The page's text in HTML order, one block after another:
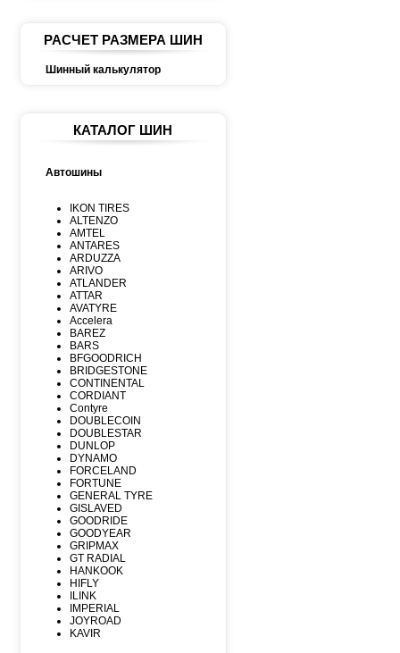
РАСЧЕТ РАЗМЕРА ШИН
Шинный калькулятор
КАТАЛОГ ШИН
Автошины
IKON TIRES
ALTENZO
AMTEL
ANTARES
ARDUZZA
ARIVO
ATLANDER
ATTAR
AVATYRE
Accelera
BAREZ
BARS
BFGOODRICH
BRIDGESTONE
CONTINENTAL
CORDIANT
Contyre
DOUBLECOIN
DOUBLESTAR
DUNLOP
DYNAMO
FORCELAND
FORTUNE
GENERAL TYRE
GISLAVED
GOODRIDE
GOODYEAR
GRIPMAX
GT RADIAL
HANKOOK
HIFLY
ILINK
IMPERIAL
JOYROAD
KAVIR